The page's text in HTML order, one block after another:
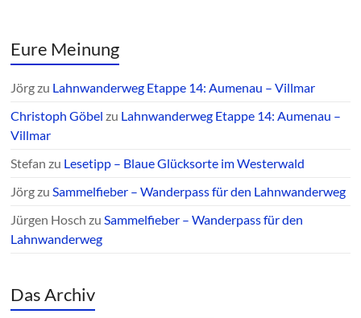
Eure Meinung
Jörgzu Lahnwanderweg Etappe 14: Aumenau – Villmar
Christoph Göbel zu Lahnwanderweg Etappe 14: Aumenau –
Villmar
Stefan zu Lesetipp – Blaue Glücksorte im Westerwald
JörgzuSammelfieber – Wanderpass für den Lahnwanderweg
Jürgen Hosch zuSammelfieber – Wanderpass für den
Lahnwanderweg
Das Archiv